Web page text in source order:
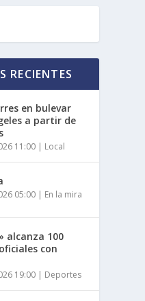
RECIENTES
en bulevar
a partir de
11:00 | Local
05:00 | En la mira
alcanza 100
con
19:00 | Deportes